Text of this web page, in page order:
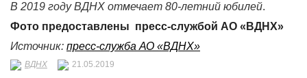
В 2019 году ВДНХ отмечает 80-летний юбилей.
Фото предоставлены пресс-службой АО «ВДНХ»
Источник: пресс-служба АО «ВДНХ»
ВДНХ 21.05.2019